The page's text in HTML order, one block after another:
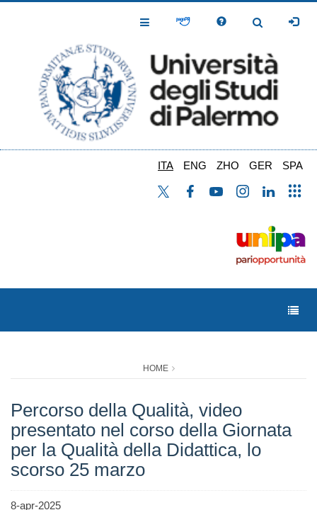
Toggle
Toggle
ITA ENG ZHO GER SPA
HOME
Percorso della Qualità, video
presentato nel corso della Giornata
per la Qualità della Didattica, lo
scorso 25 marzo
8-apr-2025